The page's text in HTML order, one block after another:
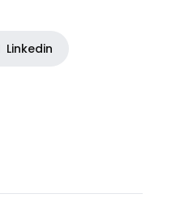
Linkedin